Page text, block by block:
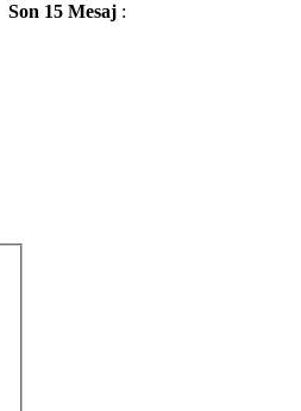
Son 15 Mesaj: